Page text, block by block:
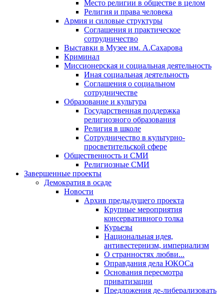
Место религии в обществе в целом
Религия и права человека
Армия и силовые структуры
Соглашения и практическое
сотрудничество
Выставки в Музее им. А.Сахарова
Криминал
Миссионерская и социальная деятельность
Иная социальная деятельность
Соглашения о социальном
сотрудничестве
Образование и культура
Государственная поддержка
религиозного образования
Религия в школе
Сотрудничество в культурно-
просветительской сфере
Общественность и СМИ
Религиозные СМИ
Завершенные проекты
Демократия в осаде
Новости
Архив предыдущего проекта
Крупные мероприятия
консервативного толка
Курьезы
Национальная идея,
антивестернизм, империализм
О странностях любви...
Оправдания дела ЮКОСа
Основания пересмотра
приватизации
Предложения де-либерализовать